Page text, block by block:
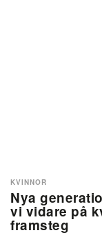
Nya
vi vidare på
framsteg
KVINNOR